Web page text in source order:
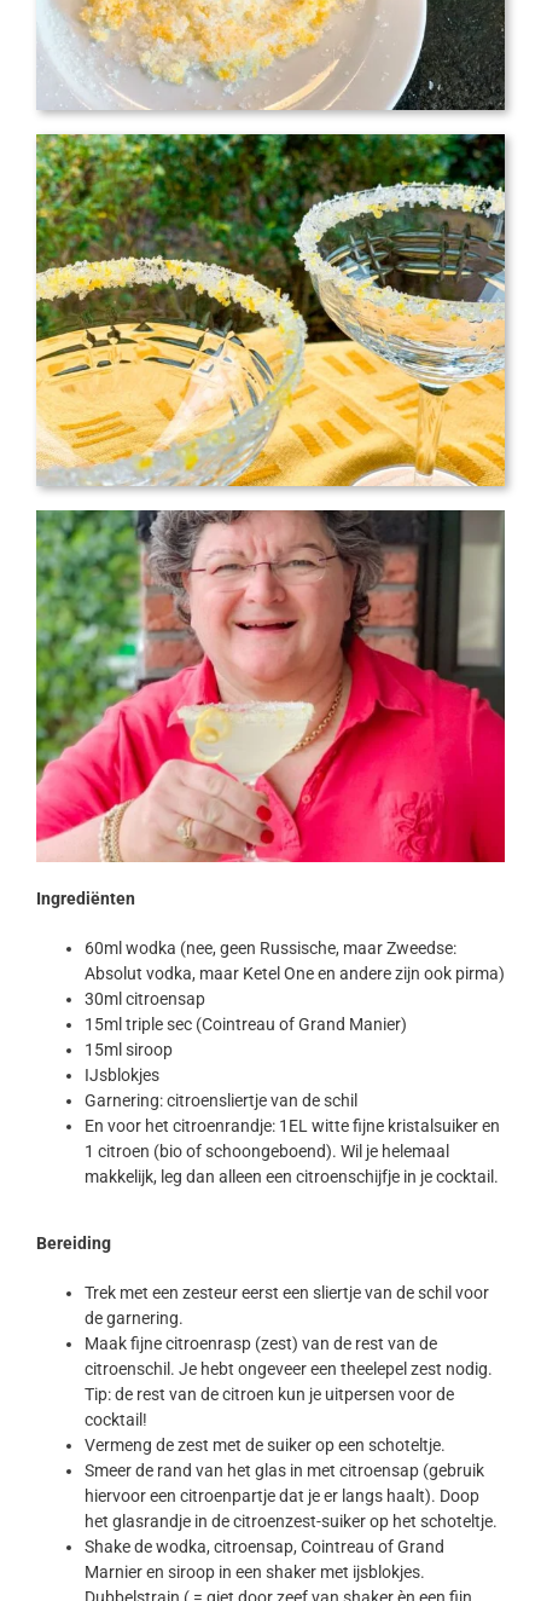
Ingrediënten
60ml wodka (nee, geen Russische, maar Zweedse:
Absolut vodka, maar Ketel One en andere zijn ook pirma)
30ml citroensap
15ml triple sec (Cointreau of Grand Manier)
15ml siroop
IJsblokjes
Garnering: citroensliertje van de schil
En voor het citroenrandje: 1EL witte fijne kristalsuiker en
1 citroen (bio of schoongeboend). Wil je helemaal
makkelijk, leg dan alleen een citroenschijfje in je cocktail.
Bereiding
Trek met een zesteur eerst een sliertje van de schil voor
de garnering.
Maak fijne citroenrasp (zest) van de rest van de
citroenschil. Je hebt ongeveer een theelepel zest nodig.
Tip: de rest van de citroen kun je uitpersen voor de
cocktail!
Vermeng de zest met de suiker op een schoteltje.
Smeer de rand van het glas in met citroensap (gebruik
hiervoor een citroenpartje dat je er langs haalt). Doop
het glasrandje in de citroenzest-suiker op het schoteltje.
Shake de wodka, citroensap, Cointreau of Grand
Marnier en siroop in een shaker met ijsblokjes.
Dubbelstrain ( = giet door zeef van shaker èn een fijn